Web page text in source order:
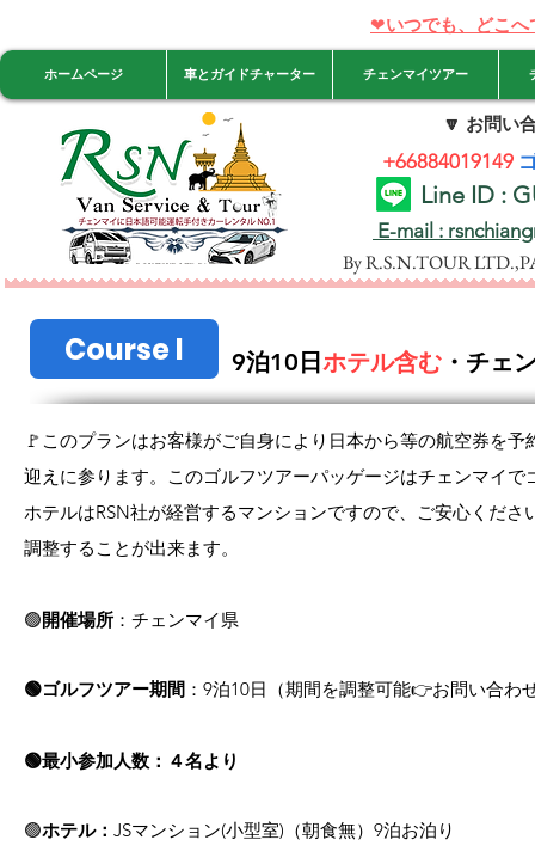
❤いつでも、どこ
ホームページ 車とガイドチャーター チェンマイツアー
🔽 お問い
E-mail :
By R.S.N.TOUR
Line ID :
+66884019149
Course I 9泊10日 ホテル含む ・チェ
🚩このプランはお客様がご自身により日本から等の航空券を
迎えに参ります。
このゴルフツアーパッゲージはチェンマイ
ホテルはRSN社が経営するマンションですので、ご安心くださ
調整することが出来ます。
🟢開催場所 ：チェンマイ県
🟢ゴルフツアー期間 ：9泊10日（期間を調整可能👉お問い合わ
🟢最小参加人数：４名より
🟢ホテル： JSマンション(小型室)（朝食無）9泊お泊り